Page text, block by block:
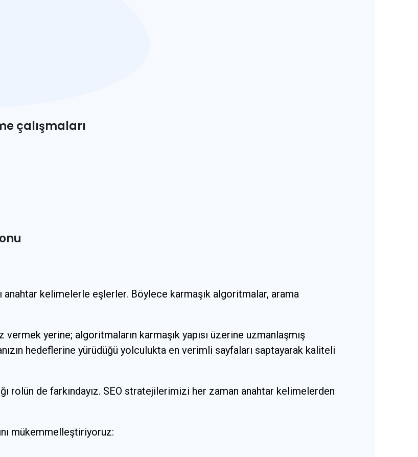
çalışmaları
anahtar kelimelerle eşlerler. Böylece karmaşık algoritmalar, arama
yerine; algoritmaların karmaşık yapısı üzerine uzmanlaşmış
hedeflerine yürüdüğü yolculukta en verimli sayfaları saptayarak kaliteli
rolün de farkındayız. SEO stratejilerimizi her zaman anahtar kelimelerden
mükemmelleştiriyoruz: